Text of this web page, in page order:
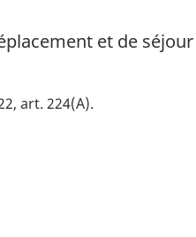
et de
art. 224(A)